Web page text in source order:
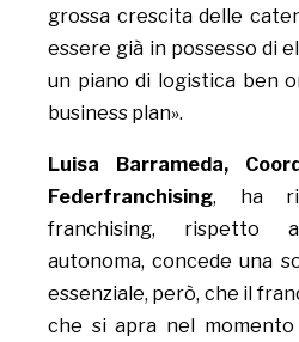
grossa crescita delle
essere già in possesso di
un piano di logistica ben
business plan».
Luisa Barrameda,
Federfranchising, ha
franchising, rispetto
autonoma, concede una
essenziale, però, che il
che si apra nel